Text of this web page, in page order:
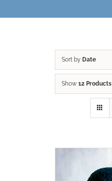
Sort by Date
Show 12 Products